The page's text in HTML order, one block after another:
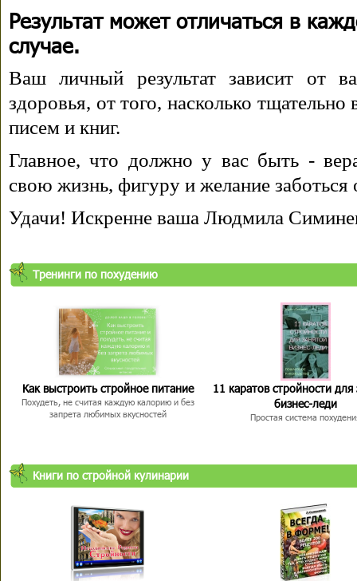
Результат может отличаться в
случае.
Ваш личный результат зависит от
здоровья, от того, насколько
писем и книг.
Главное, что должно у вас быть -
свою жизнь, фигуру и желание заботься
Удачи! Искренне ваша Людмила
Тренинги по похудению
Как выстроить стройное питание
Похудеть, не считая каждую калорию и без
запрета любимых вкусностей
11 каратов стройности для
бизнес-леди
Простая система
Книги по стройной кулинарии